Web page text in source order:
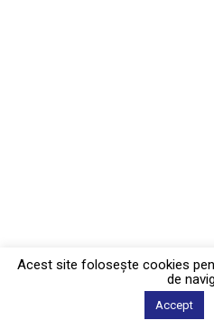
Acest site foloseşte cookies
de
Accept